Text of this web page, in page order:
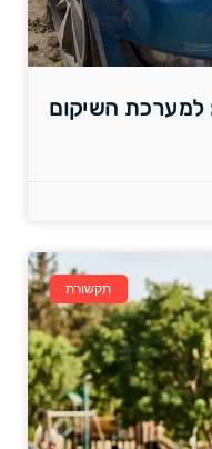
למערכת השיקום
תקשורת